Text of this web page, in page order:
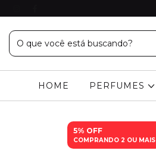
HOME PERFUMES
5% OFF
COMPRANDO 2 OU MAIS